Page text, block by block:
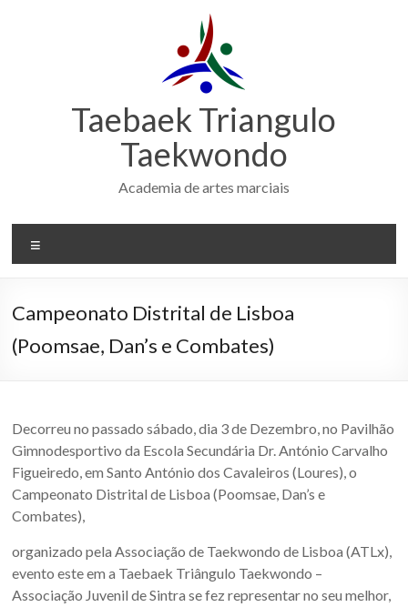
Taebaek Triangulo
Taekwondo
Academia de artes marciais
Campeonato Distrital de Lisboa
(Poomsae, Dan’s e Combates)
Decorreu no passado sábado, dia 3 de Dezembro, no Pavilhão
Gimnodesportivo da Escola Secundária Dr. António Carvalho
Figueiredo, em Santo António dos Cavaleiros (Loures), o
Campeonato Distrital de Lisboa (Poomsae, Dan’s e
Combates),
organizado pela Associação de Taekwondo de Lisboa (ATLx),
evento este em a Taebaek Triângulo Taekwondo –
Associação Juvenil de Sintra se fez representar no seu melhor,